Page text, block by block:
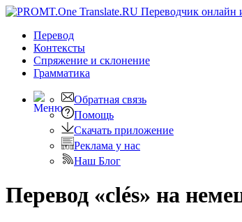
Перевод
Контексты
Спряжение и склонение
Грамматика
Обратная связь
Помощь
Скачать приложение
Реклама у нас
Наш Блог
Перевод «clés» на